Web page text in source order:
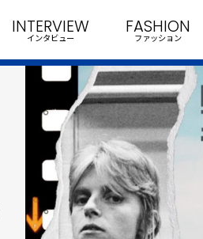
INTERVIEW
インタビュー
FASHION
ファッション